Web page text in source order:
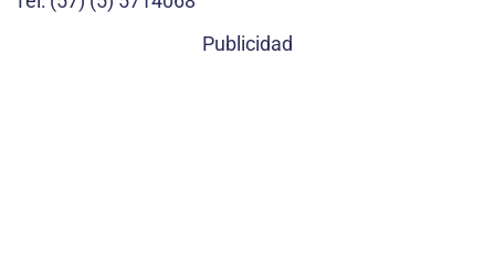
Publicidad